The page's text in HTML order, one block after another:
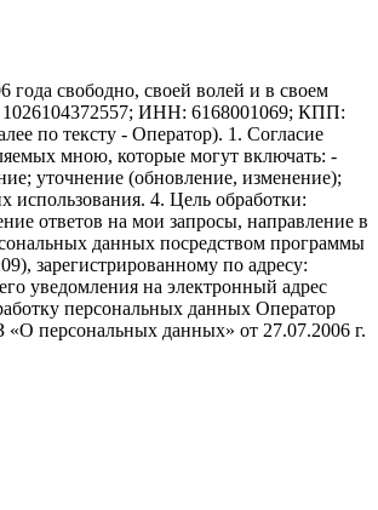
свободно, своей волей и в своем
1026104372557; ИНН: 6168001069; КПП:
по тексту - Оператор). 1. Согласие
мною, которые могут включать: -
уточнение (обновление, изменение);
использования. 4. Цель обработки:
ответов на мои запросы, направление в
данных посредством программы
зарегистрированному по адресу:
уведомления на электронный адрес
персональных данных Оператор
персональных данных» от 27.07.2006 г.